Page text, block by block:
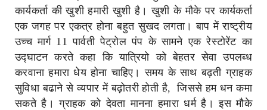
कार्यकर्ता की खुशी हमारी खुशी है। खुशी के मौके पर कार्यकर्ता
एक जगह पर एकत्र होना बहुत सुखद लगता। बाप में राष्ट्रीय
उच्च मार्ग 11 पार्वती पेट्रोल पंप के सामने एक रेस्टोरेंट का
उद्घाटन करते कहा कि यात्रियो को बेहतर सेवा उपलब्ध
करवाना हमारा धेय होना चाहिए। समय के साथ बढ़ती ग्राहक
सुविधा बढाने से व्यपार में बढ़ोतरी होती है, जिससे हम धन कमा
सकते है। ग्राहक को देवता मानना हमारा धर्म है। इस मौके